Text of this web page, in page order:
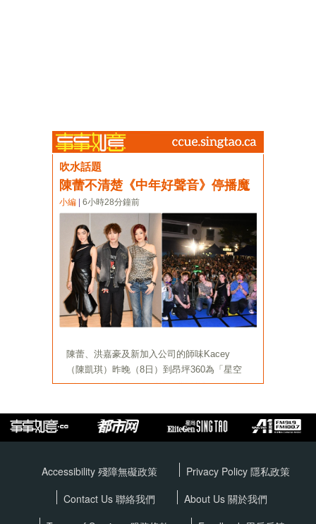
Accessibility 殘障無礙政策 Privacy Policy 隱私政策
Contact Us 聯絡我們
About Us 關於我們